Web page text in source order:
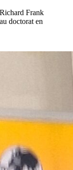
Frank
doctorat en